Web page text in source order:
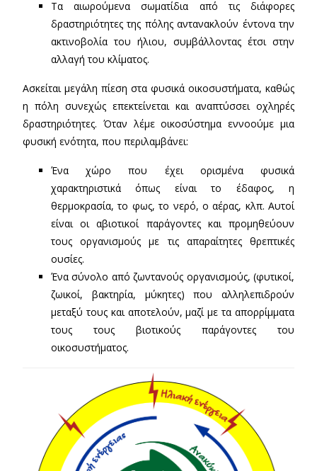
Τα αιωρούμενα σωματίδια από τις διάφορες
δραστηριότητες της πόλης αντανακλούν έντονα την
ακτινοβολία του ήλιου, συμβάλλοντας έτσι στην
αλλαγή του κλίματος.
Ασκείται μεγάλη πίεση στα φυσικά οικοσυστήματα, καθώς
η πόλη συνεχώς επεκτείνεται και αναπτύσσει οχληρές
δραστηριότητες. Όταν λέμε οικοσύστημα εννοούμε μια
φυσική ενότητα, που περιλαμβάνει:
Ένα χώρο που έχει ορισμένα φυσικά
χαρακτηριστικά όπως είναι το έδαφος, η
θερμοκρασία, το φως, το νερό, ο αέρας, κλπ. Αυτοί
είναι οι αβιοτικοί παράγοντες και προμηθεύουν
τους οργανισμούς με τις απαραίτητες θρεπτικές
ουσίες.
Ένα σύνολο από ζωντανούς οργανισμούς, (φυτικοί,
ζωικοί, βακτηρία, μύκητες) που αλληλεπιδρούν
μεταξύ τους και αποτελούν, μαζί με τα απορρίμματα
τους τους βιοτικούς παράγοντες του
οικοσυστήματος.